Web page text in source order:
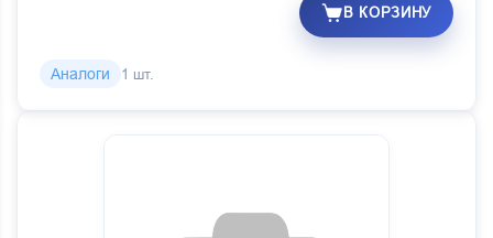
В КОРЗИНУ
Аналоги 1 шт.